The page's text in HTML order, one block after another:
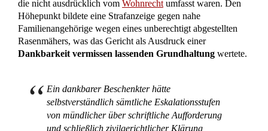
muss offenbaren, ob der Beschenkte den nötigen Respekt vor
den Interessen des Schenkers vermissen lässt.
In diesem Fall kippte die Entscheidung zugunsten der
Schenkerin, weil das Gericht nicht nur auf einzelne,
rechtlich vielleicht noch erklärbare Handlungen